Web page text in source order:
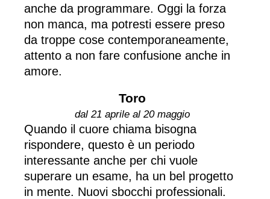
anche da programmare. Oggi la forza
non manca, ma potresti essere preso
da troppe cose contemporaneamente,
attento a non fare confusione anche in
amore.
Toro
dal 21 aprile al 20 maggio
Quando il cuore chiama bisogna
rispondere, questo è un periodo
interessante anche per chi vuole
superare un esame, ha un bel progetto
in mente. Nuovi sbocchi professionali.